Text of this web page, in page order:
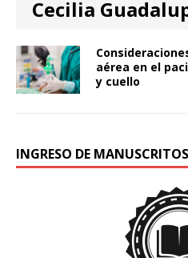
Cecilia
aérea en el
y cuello
INGRESO DE MANUSCRITOS